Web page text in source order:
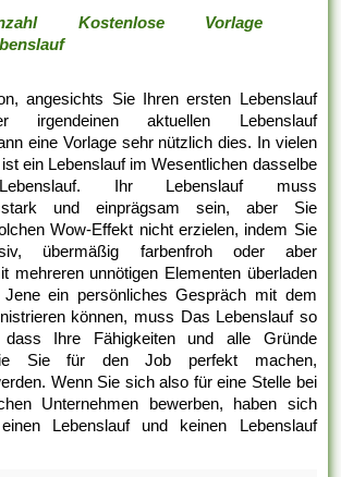
Kostenlose Vorlage
angesichts Sie Ihren ersten Lebenslauf
irgendeinen aktuellen Lebenslauf
eine Vorlage sehr nützlich dies. In vielen
ein Lebenslauf im Wesentlichen dasselbe
Ihr Lebenslauf muss
und einprägsam sein, aber Sie
Wow-Effekt nicht erzielen, indem Sie
übermäßig farbenfroh oder aber
mehreren unnötigen Elementen überladen
ein persönliches Gespräch mit dem
können, muss Das Lebenslauf so
dass Ihre Fähigkeiten und alle Gründe
Sie für den Job perfekt machen,
Wenn Sie sich also für eine Stelle bei
Unternehmen bewerben, haben sich
Lebenslauf und keinen Lebenslauf